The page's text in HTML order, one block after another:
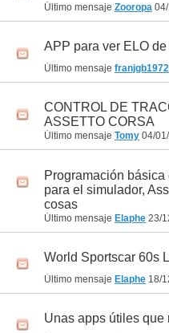
Último mensaje Zooropa
APP para ver ELO
Último mensaje franjgb1972
CONTROL DE
ASSETTO CORSA
Último mensaje Tomy 04/
Programación
para el simulador,
cosas
Último mensaje Elaphe 23/
World Sportscar 60s
Último mensaje Elaphe 18/
Unas apps útiles que